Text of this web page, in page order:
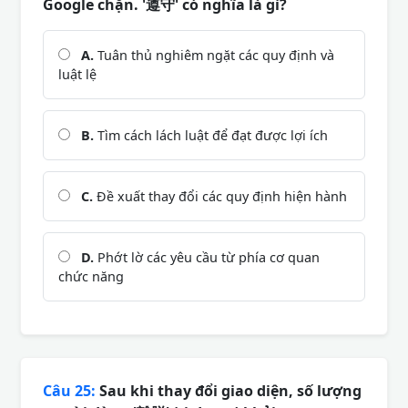
Google chặn. '遵守' có nghĩa là gì?
A. Tuân thủ nghiêm ngặt các quy định và
luật lệ
B. Tìm cách lách luật để đạt được lợi ích
C. Đề xuất thay đổi các quy định hiện hành
D. Phớt lờ các yêu cầu từ phía cơ quan
chức năng
Câu 25: Sau khi thay đổi giao diện, số lượng